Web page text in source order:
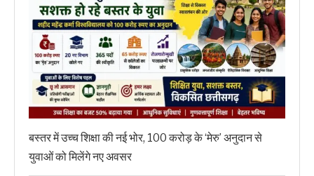
बस्तर में उच्च शिक्षा की नई भोर, 100 करोड़ के ‘मेरु’ अनुदान से
युवाओं को मिलेंगे नए अवसर